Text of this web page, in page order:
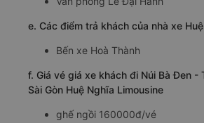
e. Các điểm trả khách của nhà xe
Bến xe Hoà Thành
f. Giá vé giá xe khách đi Núi Bà Đen -
Sài Gòn Huệ Nghĩa Limousine
ghế ngồi 160000đ/vé